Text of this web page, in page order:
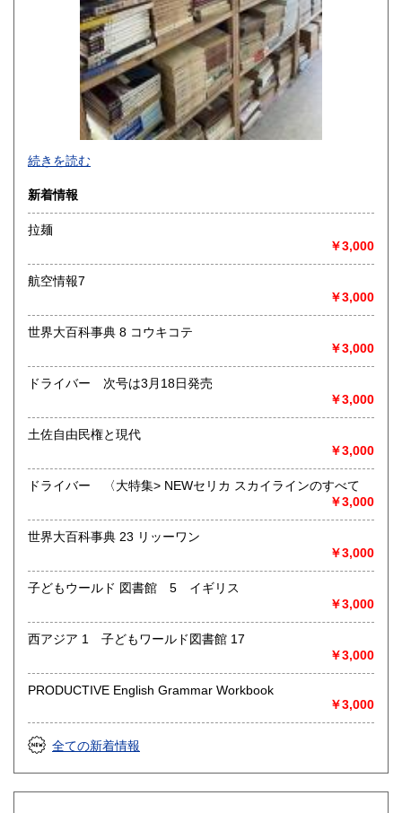
最寄駅：-
営業時間：-
定休日：-
書籍の買取について
取り扱い分野
総記、哲学宗教、歴史、社会科学、自然科学、美術工芸、国
語国文、外国文学、古典籍、近代文献、趣味、外国書、サブ
カルチャー、古書一般（その他）
続きを読む
新着情報
拉麺
￥3,000
航空情報7
￥3,000
世界大百科事典 8 コウキコテ
￥3,000
ドライバー 次号は3月18日発売
￥3,000
土佐自由民権と現代
￥3,000
ドライバー 〈大特集> NEWセリカ スカイラインのすべて
￥3,000
世界大百科事典 23 リッーワン
￥3,000
子どもウールド 図書館 5 イギリス
￥3,000
西アジア 1 子どもワールド図書館 17
￥3,000
PRODUCTIVE English Grammar Workbook
￥3,000
全ての新着情報